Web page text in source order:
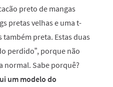
preto de mangas
pretas velhas e uma t-
preta. Estas duas
perdido”, porque não
normal. Sabe porquê?
um modelo do